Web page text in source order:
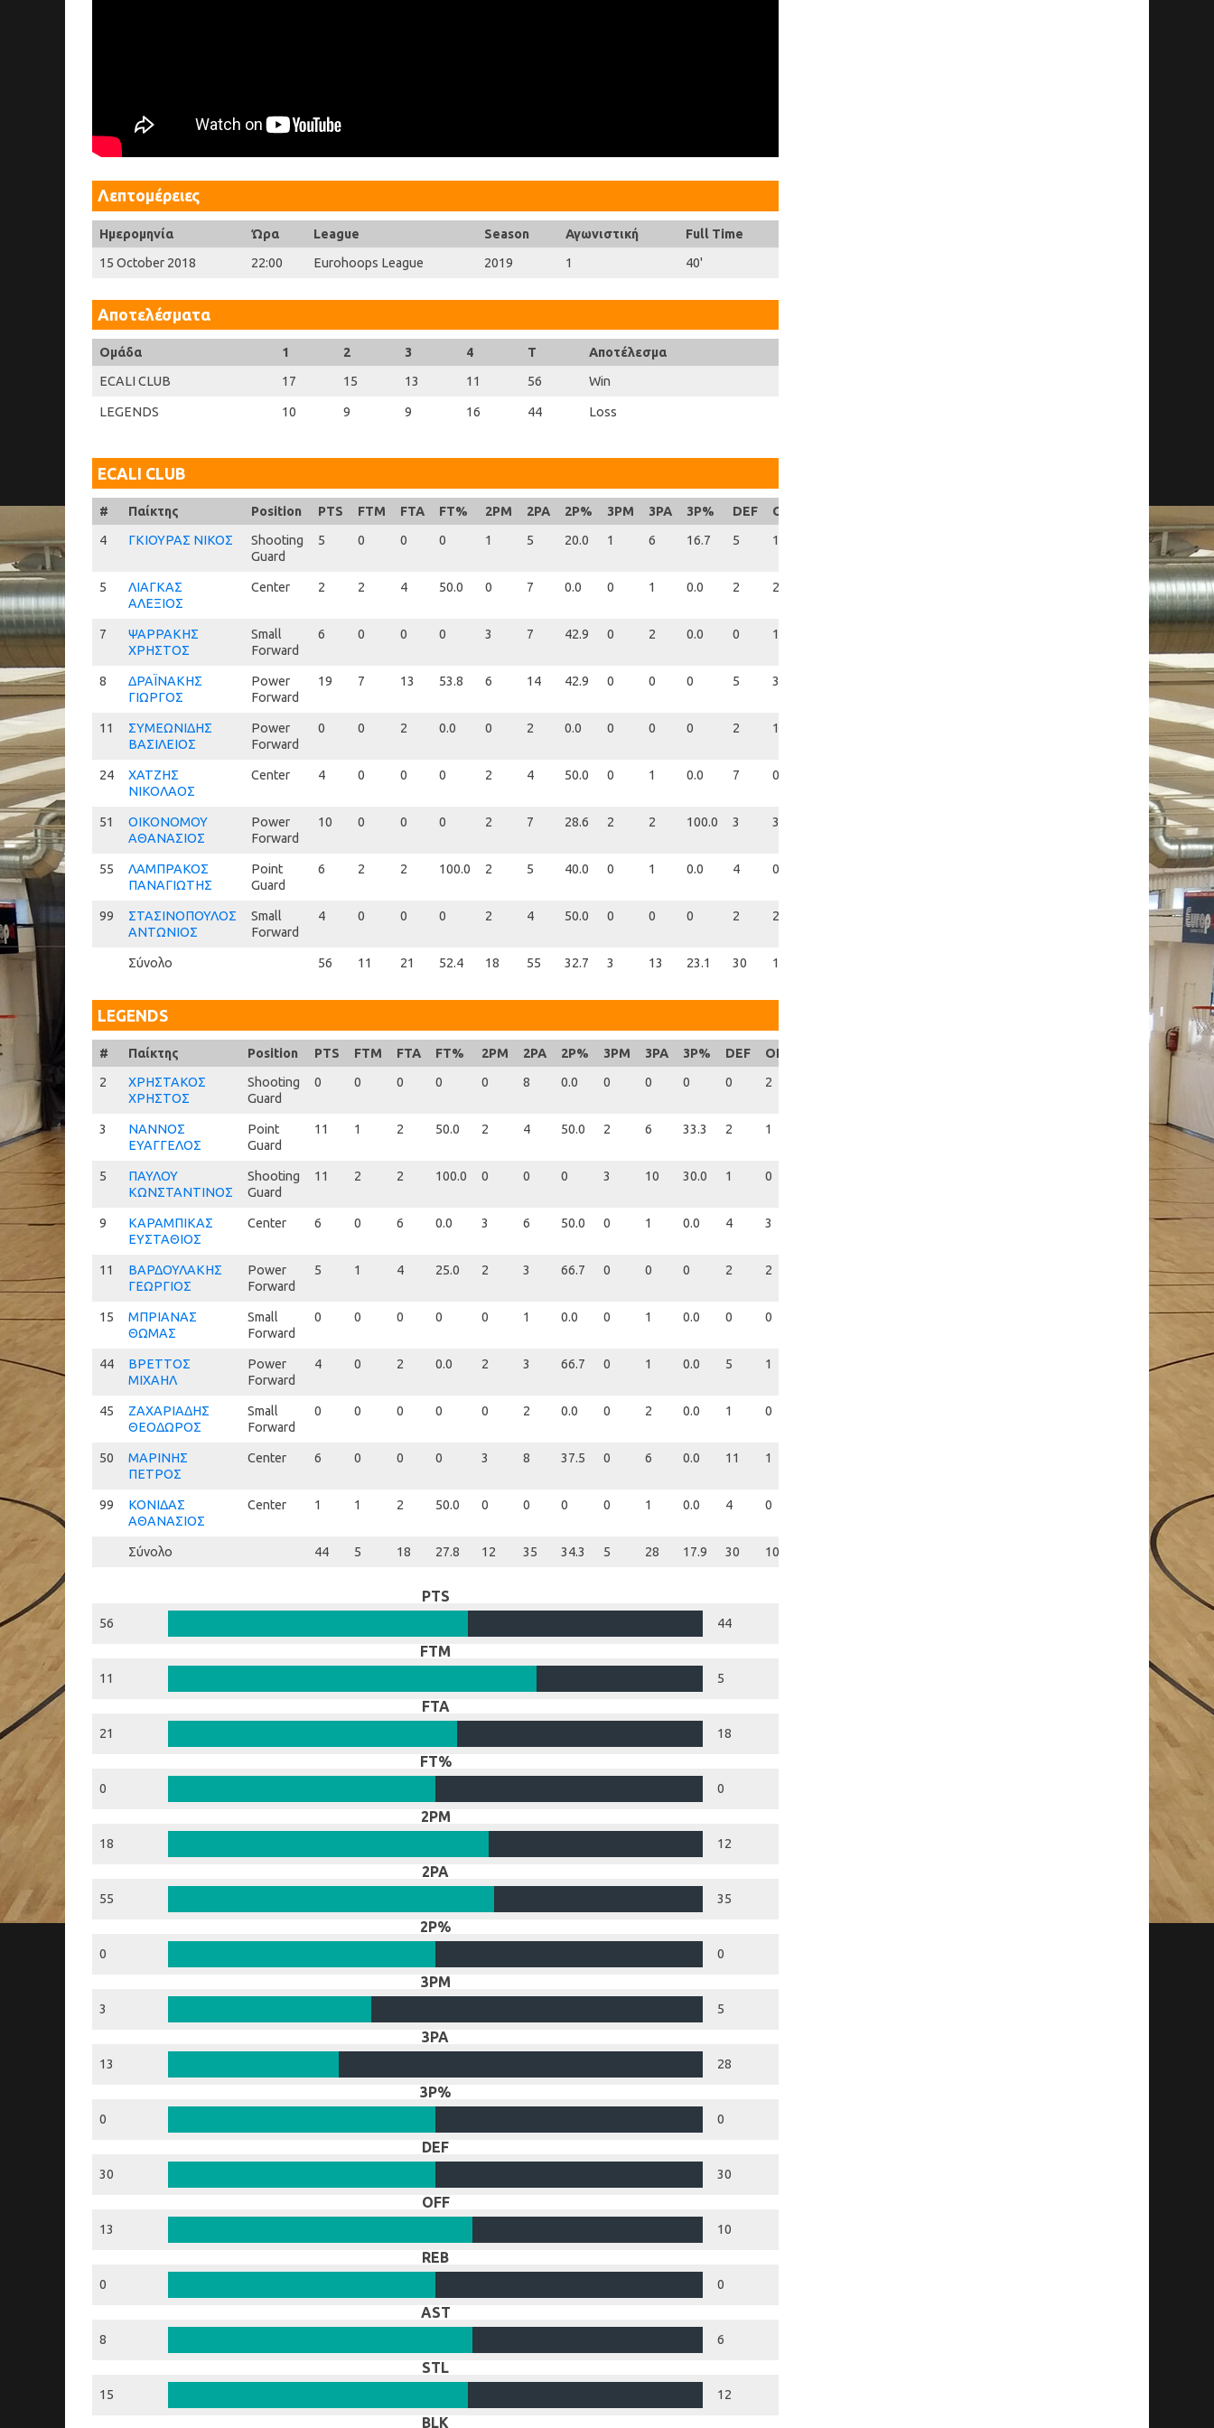
Λεπτομέρειες
Ημερομηνία Ώρα League Season Αγωνιστική
Full Time
15 October 2018
22:00 Eurohoops League 2019 1 40'
Αποτελέσματα
Ομάδα 1 2 3 4 T
Αποτέλεσμα
ECALI CLUB
17 15 13 11 56 Win
LEGENDS 10 9 9 16 44 Loss
ECALI CLUB
#
4
5
7
8
11
24
51
55
99
# Παίκτης Position PTS FTM FTA FT% 2PM 2PA 2P% 3PM 3PA 3P% DEF OFF
4
ΓΚΙΟΥΡΑΣ ΝΙΚΟΣ
Shooting
Guard
5 0 0 0 1 5 20.0 1 6 16.7 5 1
5
ΛΙΑΓΚΑΣ
ΑΛΕΞΙΟΣ
Center 2 2 4 50.0 0 7 0.0 0 1 0.0 2 2
7
ΨΑΡΡΑΚΗΣ
ΧΡΗΣΤΟΣ
Small
Forward
6 0 0 0 3 7 42.9 0 2 0.0 0 1
8
ΔΡΑΪΝΑΚΗΣ
ΓΙΩΡΓΟΣ
Power
Forward
19 7 13 53.8 6 14 42.9 0 0 0 5 3
11
ΣΥΜΕΩΝΙΔΗΣ
ΒΑΣΙΛΕΙΟΣ
Power
Forward
0 0 2 0.0 0 2 0.0 0 0 0 2 1
24
ΧΑΤΖΗΣ
ΝΙΚΟΛΑΟΣ
Center 4 0 0 0 2 4 50.0 0 1 0.0 7 0
51
ΟΙΚΟΝΟΜΟΥ
ΑΘΑΝΑΣΙΟΣ
Power
Forward
10 0 0 0 2 7 28.6 2 2 100.0 3 3
55
ΛΑΜΠΡΑΚΟΣ
ΠΑΝΑΓΙΩΤΗΣ
Point
Guard
6 2 2 100.0 2 5 40.0 0 1 0.0 4 0
99
ΣΤΑΣΙΝΟΠΟΥΛΟΣ
ΑΝΤΩΝΙΟΣ
Small
Forward
4 0 0 0 2 4 50.0 0 0 0 2 2
Σύνολο 56 11 21 52.4 18 55 32.7 3 13 23.1 30 13
LEGENDS
#
2
3
5
9
11
15
44
45
50
99
# Παίκτης Position PTS FTM FTA FT% 2PM 2PA 2P% 3PM 3PA 3P% DEF OFF
2
ΧΡΗΣΤΑΚΟΣ
ΧΡΗΣΤΟΣ
Shooting
Guard
0 0 0 0 0 8 0.0 0 0 0 0 2
3
ΝΑΝΝΟΣ
ΕΥΑΓΓΕΛΟΣ
Point
Guard
11 1 2 50.0 2 4 50.0 2 6 33.3 2 1
5
ΠΑΥΛΟΥ
ΚΩΝΣΤΑΝΤΙΝΟΣ
Shooting
Guard
11 2 2 100.0 0 0 0 3 10 30.0 1 0
9
ΚΑΡΑΜΠΙΚΑΣ
ΕΥΣΤΑΘΙΟΣ
Center 6 0 6 0.0 3 6 50.0 0 1 0.0 4 3
11
ΒΑΡΔΟΥΛΑΚΗΣ
ΓΕΩΡΓΙΟΣ
Power
Forward
5 1 4 25.0 2 3 66.7 0 0 0 2 2
15
ΜΠΡΙΑΝΑΣ
ΘΩΜΑΣ
Small
Forward
0 0 0 0 0 1 0.0 0 1 0.0 0 0
44
ΒΡΕΤΤΟΣ
ΜΙΧΑΗΛ
Power
Forward
4 0 2 0.0 2 3 66.7 0 1 0.0 5 1
45
ΖΑΧΑΡΙΑΔΗΣ
ΘΕΟΔΩΡΟΣ
Small
Forward
0 0 0 0 0 2 0.0 0 2 0.0 1 0
50
ΜΑΡΙΝΗΣ
ΠΕΤΡΟΣ
Center 6 0 0 0 3 8 37.5 0 6 0.0 11 1
99
ΚΟΝΙΔΑΣ
ΑΘΑΝΑΣΙΟΣ
Center 1 1 2 50.0 0 0 0 0 1 0.0 4 0
Σύνολο 44 5 18 27.8 12 35 34.3 5 28 17.9 30 10
PTS
56 44
FTM
11 5
FTA
21 18
FT%
0 0
2PM
18 12
2PA
55 35
2P%
0 0
3PM
3 5
3PA
13 28
3P%
0 0
DEF
30 30
OFF
13 10
REB
0 0
AST
8 6
STL
15 12
BLK